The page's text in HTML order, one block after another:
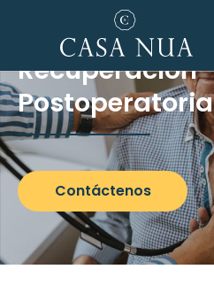
Recuperación
Postoperatoria
Contáctenos